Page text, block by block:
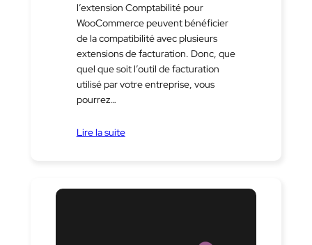
l’extension Comptabilité pour
WooCommerce peuvent bénéficier
de la compatibilité avec plusieurs
extensions de facturation. Donc, que
quel que soit l’outil de facturation
utilisé par votre entreprise, vous
pourrez…
Lire la suite